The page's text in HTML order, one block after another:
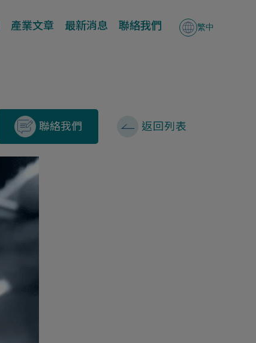
產業文章 最新消息 聯絡我們 繁中
聯絡我們 返回列表